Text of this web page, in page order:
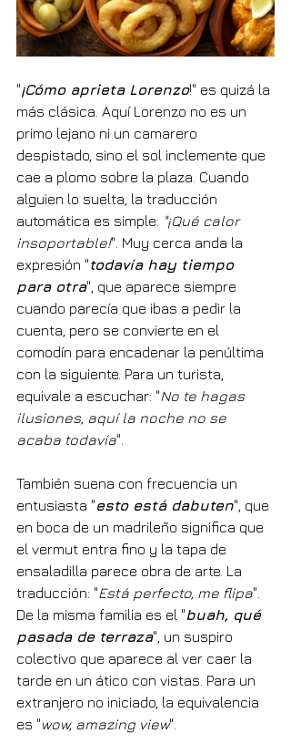
"¡Cómo aprieta Lorenzo!" es quizá la
más clásica. Aquí Lorenzo no es un
primo lejano ni un camarero
despistado, sino el sol inclemente que
cae a plomo sobre la plaza. Cuando
alguien lo suelta, la traducción
automática es simple: "¡Qué calor
insoportable!". Muy cerca anda la
expresión "todavía hay tiempo
para otra", que aparece siempre
cuando parecía que ibas a pedir la
cuenta, pero se convierte en el
comodín para encadenar la penúltima
con la siguiente. Para un turista,
equivale a escuchar: "No te hagas
ilusiones, aquí la noche no se
acaba todavía".
También suena con frecuencia un
entusiasta "esto está dabuten", que
en boca de un madrileño significa que
el vermut entra fino y la tapa de
ensaladilla parece obra de arte. La
traducción: "Está perfecto, me flipa".
De la misma familia es el "buah, qué
pasada de terraza", un suspiro
colectivo que aparece al ver caer la
tarde en un ático con vistas. Para un
extranjero no iniciado, la equivalencia
es "wow, amazing view".